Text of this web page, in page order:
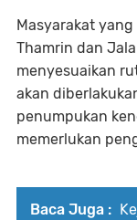
Masyarakat
Thamrin dan
menyesuaikan
akan
penumpukan
memerlukan
Baca Juga :